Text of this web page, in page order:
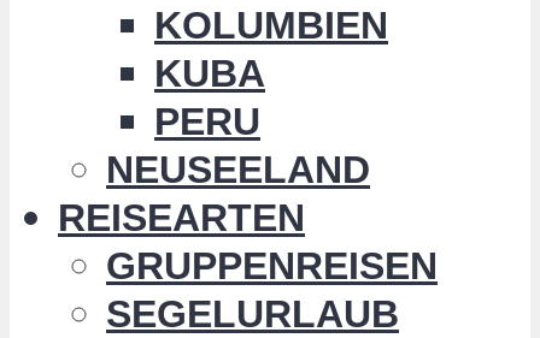
KOLUMBIEN
KUBA
PERU
NEUSEELAND
REISEARTEN
GRUPPENREISEN
SEGELURLAUB